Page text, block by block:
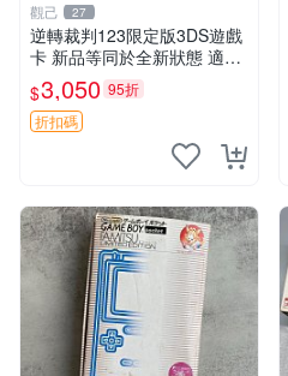
觀己 27
逆轉裁判123限定版3DS遊戲
卡 新品等同於全新狀態 適合
收藏與重玩 3ds游戲 日文日
版 游戲卡 逆轉裁判123 限定
版 逆轉裁判3
$3,050 95折
折扣碼